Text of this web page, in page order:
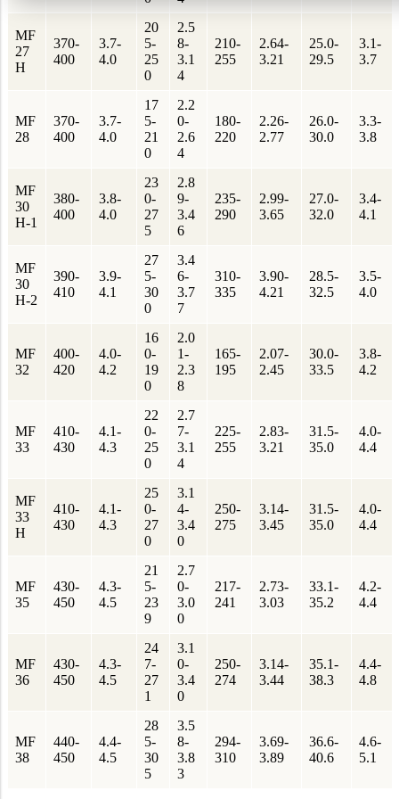
MF
27
H
370-
400
3.7-
4.0
20
5-
25
0
2.5
8-
3.1
4
210-
255
2.64-
3.21
25.0-
29.5
3.1-
3.7
MF
28
370-
400
3.7-
4.0
17
5-
21
0
2.2
0-
2.6
4
180-
220
2.26-
2.77
26.0-
30.0
3.3-
3.8
MF
30
H-1
380-
400
3.8-
4.0
23
0-
27
5
2.8
9-
3.4
6
235-
290
2.99-
3.65
27.0-
32.0
3.4-
4.1
MF
30
H-2
390-
410
3.9-
4.1
27
5-
30
0
3.4
6-
3.7
7
310-
335
3.90-
4.21
28.5-
32.5
3.5-
4.0
MF
32
400-
420
4.0-
4.2
16
0-
19
0
2.0
1-
2.3
8
165-
195
2.07-
2.45
30.0-
33.5
3.8-
4.2
MF
33
410-
430
4.1-
4.3
22
0-
25
0
2.7
7-
3.1
4
225-
255
2.83-
3.21
31.5-
35.0
4.0-
4.4
MF
33
H
410-
430
4.1-
4.3
25
0-
27
0
3.1
4-
3.4
0
250-
275
3.14-
3.45
31.5-
35.0
4.0-
4.4
MF
35
430-
450
4.3-
4.5
21
5-
23
9
2.7
0-
3.0
0
217-
241
2.73-
3.03
33.1-
35.2
4.2-
4.4
MF
36
430-
450
4.3-
4.5
24
7-
27
1
3.1
0-
3.4
0
250-
274
3.14-
3.44
35.1-
38.3
4.4-
4.8
MF
38
440-
450
4.4-
4.5
28
5-
30
5
3.5
8-
3.8
3
294-
310
3.69-
3.89
36.6-
40.6
4.6-
5.1